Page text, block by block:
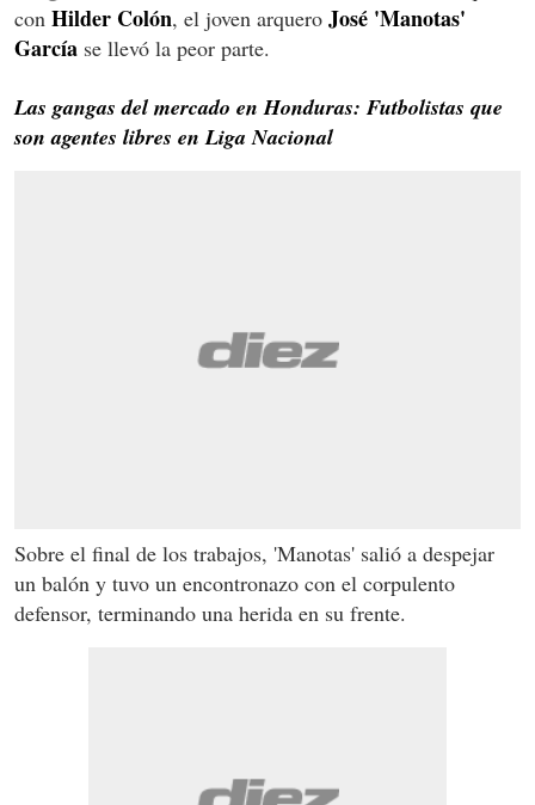
con Hilder Colón, el joven arquero José 'Manotas'
García se llevó la peor parte.
Las gangas del mercado en Honduras: Futbolistas que
son agentes libres en Liga Nacional
Sobre el final de los trabajos, 'Manotas' salió a despejar
un balón y tuvo un encontronazo con el corpulento
defensor, terminando una herida en su frente.